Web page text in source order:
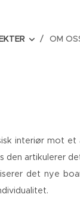
OM
interiør mot et
den artikulerer
det nye